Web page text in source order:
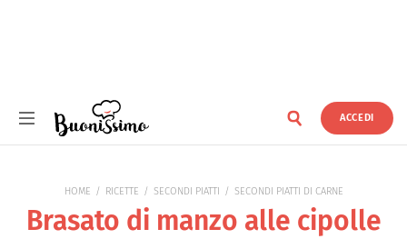
ACCEDI
HOME RICETTE SECONDI PIATTI SECONDI PIATTI DI CARNE
Brasato di manzo alle cipolle